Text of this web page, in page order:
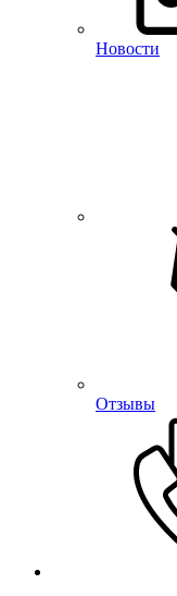
Новости
Отзывы